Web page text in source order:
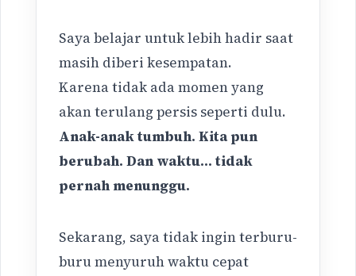
Saya belajar untuk lebih hadir saat
masih diberi kesempatan.
Karena tidak ada momen yang
akan terulang persis seperti dulu.
Anak-anak tumbuh. Kita pun
berubah. Dan waktu… tidak
pernah menunggu.
Sekarang, saya tidak ingin terburu-
buru menyuruh waktu cepat